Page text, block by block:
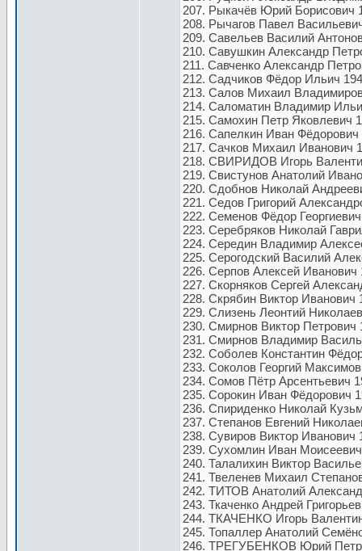
207. Рыкачёв Юрий Борисович
208. Рычагов Павел
209. Савельев Василий
210. Савушкин Александр
211. Савченко Александр
212. Садчиков Фёдор Ильич
213. Салов Михаил
214. Саломатин Владимир
215. Самохин Петр Яковлевич
216. Сапелкин Иван
217. Сачков Михаил Иванович
218. СВИРИДОВ Игорь
219. Свистунов Анатолий
220. Сдобнов Николай
221. Седов Григорий
222. Семенов Фёдор
223. Серебряков Николай
224. Середин Владимир
225. Серогодский Василий
226. Серпов Алексей Иванович
227. Скорняков Сергей
228. Скрябин Виктор Иванович
229. Слизень Леонтий
230. Смирнов Виктор Петрович
231. Смирнов Владимир
232. Соболев Константин
233. Соколов Георгий
234. Сомов Пётр Арсентьевич
235. Сорокин Иван Фёдорович
236. Спириденко Николай
237. Степанов Евгений
238. Сувиров Виктор Иванович
239. Сухомлин Иван
240. Талалихин Виктор
241. Твеленев Михаил
242. ТИТОВ Анатолий
243. Ткаченко Андрей
244. ТКАЧЕНКО Игорь
245. Топаллер Анатолий
246. ТРЕГУБЕНКОВ Юрий